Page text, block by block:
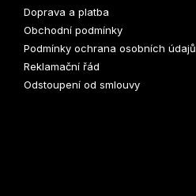
Doprava a platba
Obchodní podmínky
Podmínky ochrana osobních údajů
Reklamační řád
Odstoupení od smlouvy